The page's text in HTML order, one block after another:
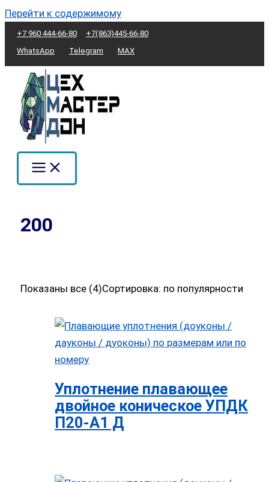
Перейти к содержимому
+7 960 444-66-80
+7(863)445-66-80
WhatsApp
Telegram MAX
200
Показаны все (4)Сортировка: по популярности
Уплотнение плавающее
двойное коническое УПДК
П20-А1 Д